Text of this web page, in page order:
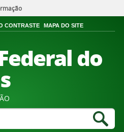
CONTRASTE MAPA DO SITE
do